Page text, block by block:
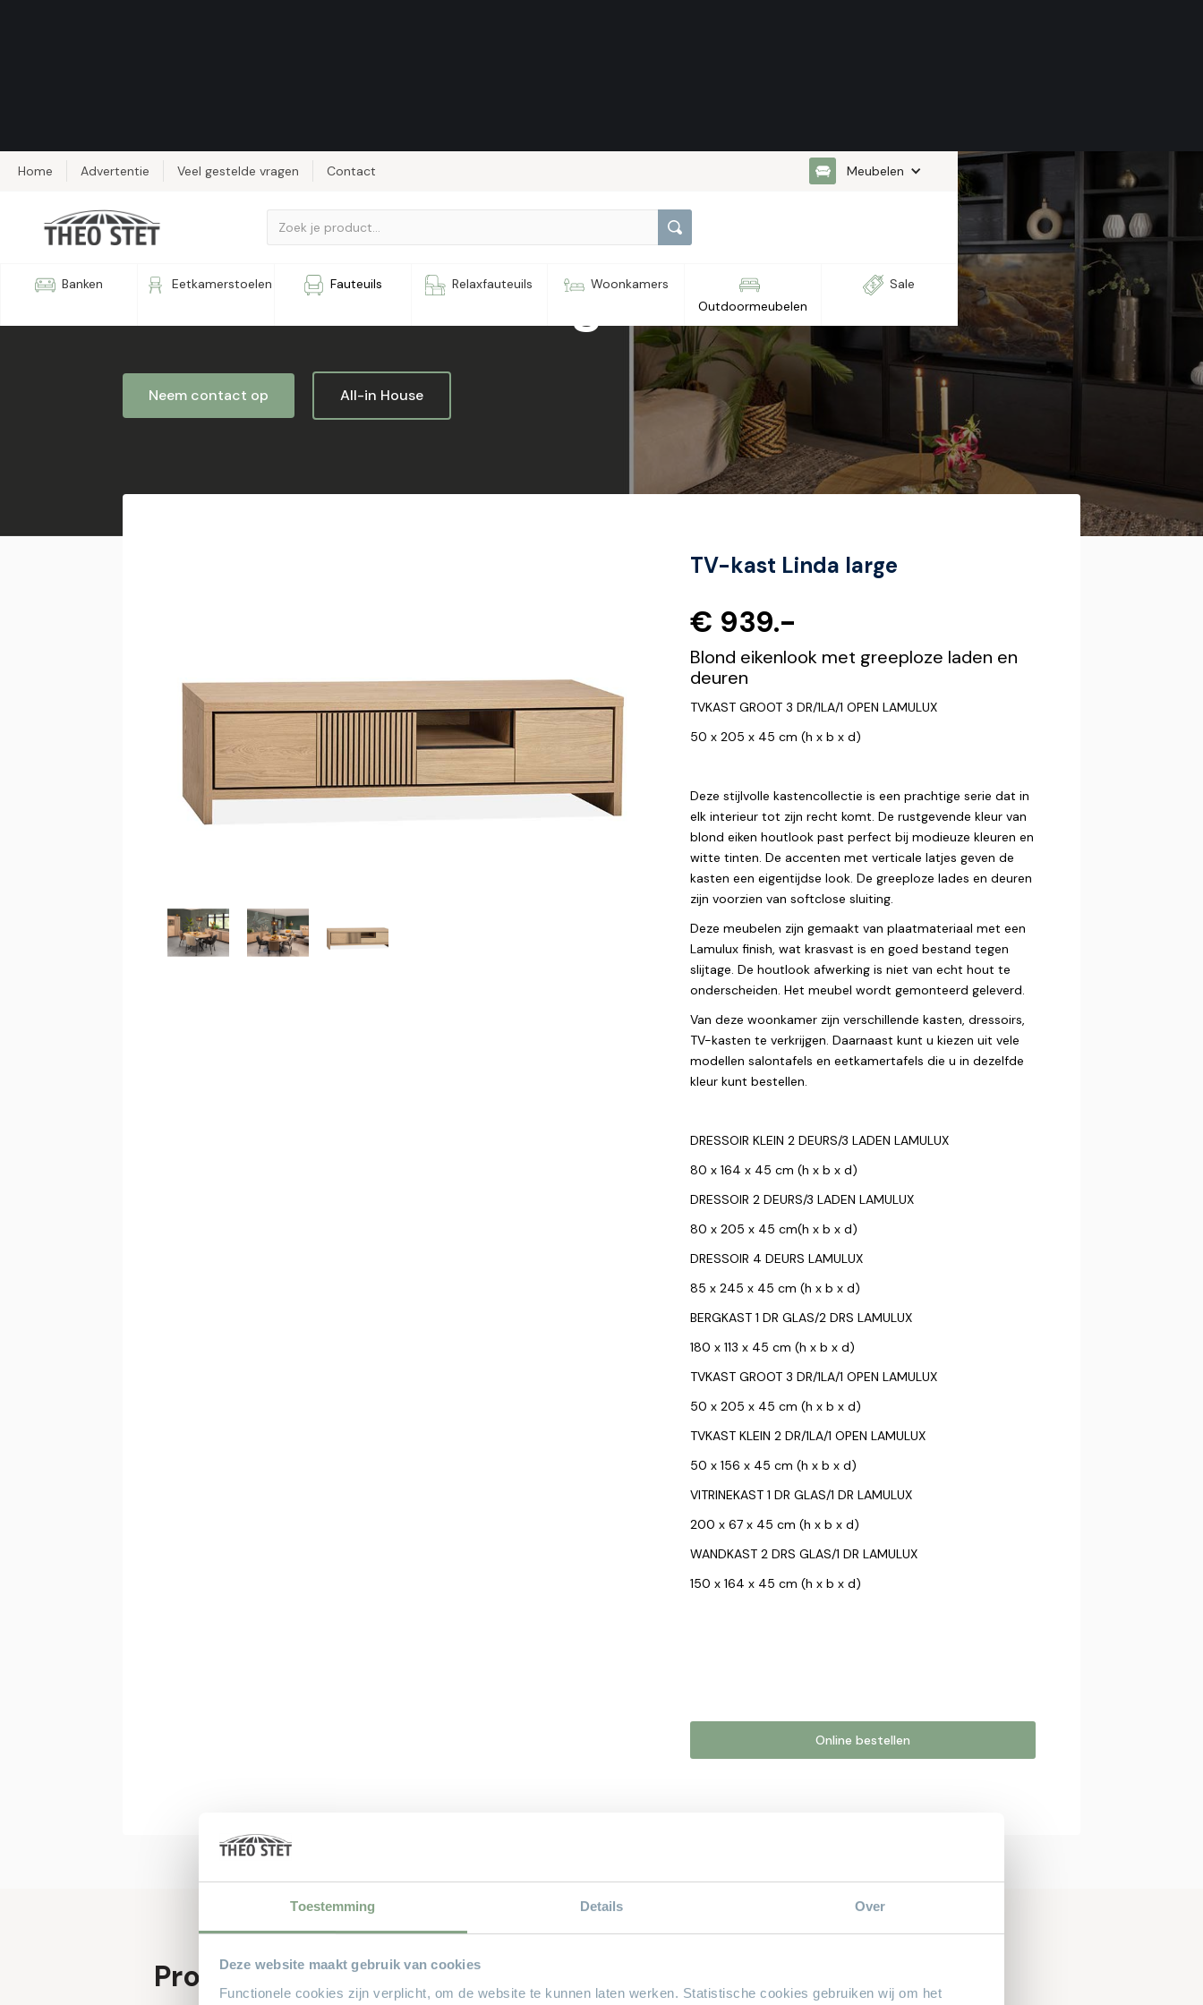
Toestemming Details Over
Deze website maakt gebruik van cookies
Functionele cookies zijn verplicht, om de website te kunnen laten werken. Statistische cookies gebruiken wij om het
Home Advertentie Veel gestelde vragen Contact Meubelen
Banken Eetkamerstoelen Fauteuils Relaxfauteuils
Woonkamers
Outdoormeubelen
Sale
TV-kast Linda large
Neem contact op All-in House
TV-kast Linda large
€ 939.-
Blond eikenlook met greeploze laden en
deuren
TVKAST GROOT 3 DR/1LA/1 OPEN LAMULUX
50 x 205 x 45 cm (h x b x d)
Deze stijlvolle kastencollectie is een prachtige serie dat in
elk interieur tot zijn recht komt. De rustgevende kleur van
blond eiken houtlook past perfect bij modieuze kleuren en
witte tinten. De accenten met verticale latjes geven de
kasten een eigentijdse look. De greeploze lades en deuren
zijn voorzien van softclose sluiting.
Deze meubelen zijn gemaakt van plaatmateriaal met een
Lamulux finish, wat krasvast is en goed bestand tegen
slijtage. De houtlook afwerking is niet van echt hout te
onderscheiden. Het meubel wordt gemonteerd geleverd.
Van deze woonkamer zijn verschillende kasten, dressoirs,
TV-kasten te verkrijgen. Daarnaast kunt u kiezen uit vele
modellen salontafels en eetkamertafels die u in dezelfde
kleur kunt bestellen.
DRESSOIR KLEIN 2 DEURS/3 LADEN LAMULUX
80 x 164 x 45 cm (h x b x d)
DRESSOIR 2 DEURS/3 LADEN LAMULUX
80 x 205 x 45 cm(h x b x d)
DRESSOIR 4 DEURS LAMULUX
85 x 245 x 45 cm (h x b x d)
BERGKAST 1 DR GLAS/2 DRS LAMULUX
180 x 113 x 45 cm (h x b x d)
TVKAST GROOT 3 DR/1LA/1 OPEN LAMULUX
50 x 205 x 45 cm (h x b x d)
TVKAST KLEIN 2 DR/1LA/1 OPEN LAMULUX
50 x 156 x 45 cm (h x b x d)
VITRINEKAST 1 DR GLAS/1 DR LAMULUX
200 x 67 x 45 cm (h x b x d)
WANDKAST 2 DRS GLAS/1 DR LAMULUX
150 x 164 x 45 cm (h x b x d)
Online bestellen
met u op om uw bestelling af te ronden.
Email*
Productgegevens